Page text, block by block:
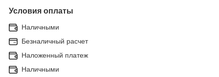
Условия оплаты
Наличными
Безналичный расчет
Наложенный платеж
Наличными